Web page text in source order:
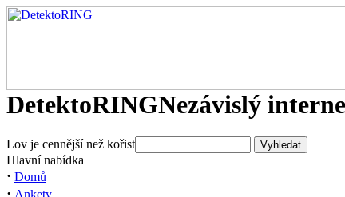
DetektoRINGNezávislý
Lov je cennější než kořist
Hlavní nabídka
· Domů
· Ankety